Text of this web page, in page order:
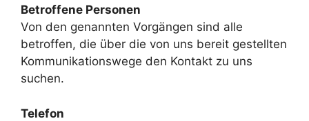
Betroffene Personen
Von den genannten Vorgängen sind alle
betroffen, die über die von uns bereit gestellten
Kommunikationswege den Kontakt zu uns
suchen.
Telefon